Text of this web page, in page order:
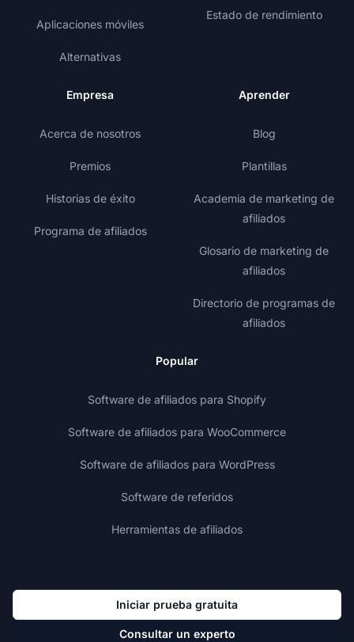
Aplicaciones móviles
Alternativas
Estado de rendimiento
Empresa
Acerca de nosotros
Premios
Historias de éxito
Programa de afiliados
Aprender
Blog
Plantillas
Academia de marketing de
afiliados
Glosario de marketing de
afiliados
Directorio de programas de
afiliados
Popular
Software de afiliados para Shopify
Software de afiliados para WooCommerce
Software de afiliados para WordPress
Software de referidos
Herramientas de afiliados
Iniciar prueba gratuita
Consultar un experto